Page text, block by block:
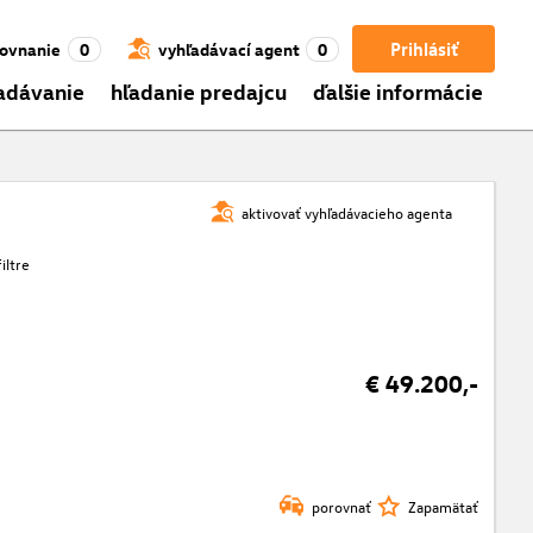
Prihlásiť
0 vyhľadávací agent 0
hľadanie predajcu ďalšie informácie
aktivovať vyhľadávacieho agenta
€ 49.200,-
porovnať Zapamätať